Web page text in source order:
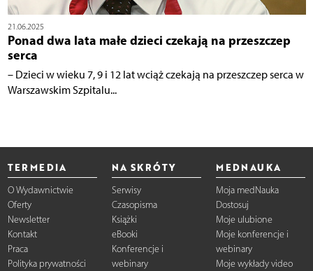
21.06.2025
Ponad dwa lata małe dzieci czekają na przeszczep
serca
– Dzieci w wieku 7, 9 i 12 lat wciąż czekają na przeszczep serca w
Warszawskim Szpitalu...
TERMEDIA
O Wydawnictwie
Oferty
Newsletter
Kontakt
Praca
Polityka prywatności
NA SKRÓTY
Serwisy
Czasopisma
Książki
eBooki
Konferencje i
webinary
MEDNAUKA
Moja medNauka
Dostosuj
Moje ulubione
Moje konferencje i
webinary
Moje wykłady video